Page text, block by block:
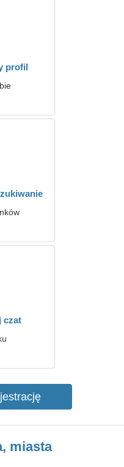
profil
czat
miasta